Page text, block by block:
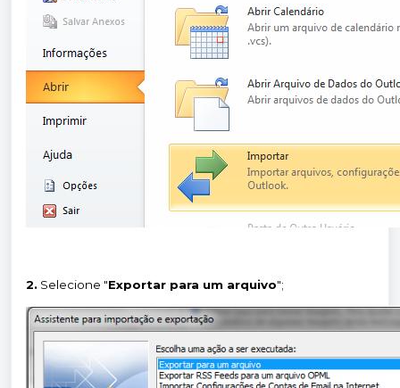
2. Selecione "Exportar para um arquivo";